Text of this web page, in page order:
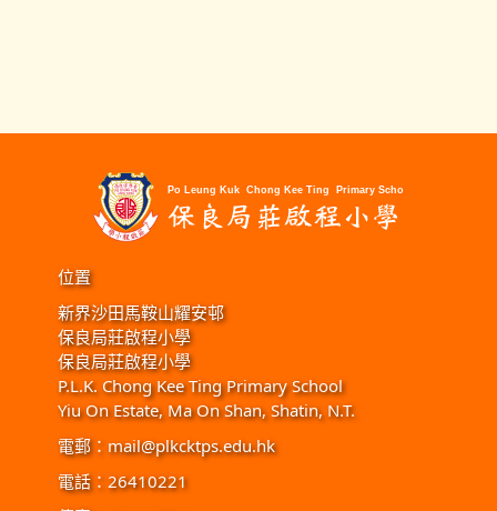
位置
新界沙田馬鞍山耀安邨
保良局莊啟程小學
保良局莊啟程小學
P.L.K. Chong Kee Ting Primary School
Yiu On Estate, Ma On Shan, Shatin, N.T.
電郵： mail@plkcktps.edu.hk
電話：26410221